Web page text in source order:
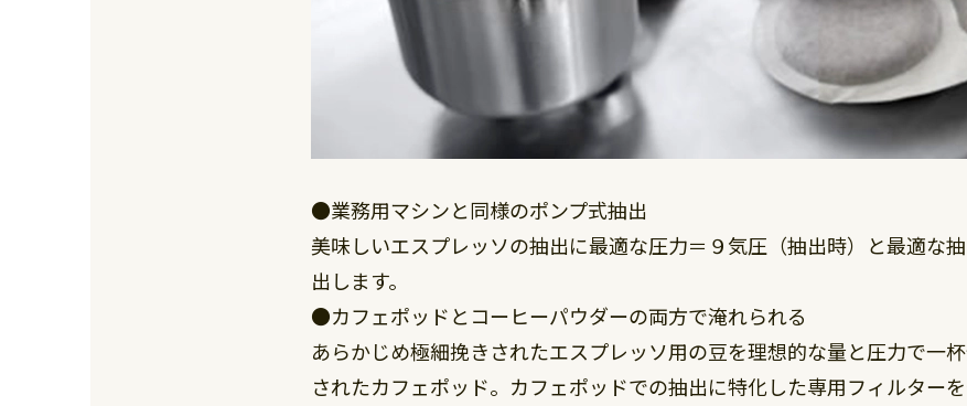
●業務用マシンと同様のポンプ式抽出
美味しいエスプレッソの抽出に最適な圧力＝９気圧（抽出時）と最適な
出します。
●カフェポッドとコーヒーパウダーの両方で淹れられる
あらかじめ極細挽きされたエスプレッソ用の豆を理想的な量と圧力で一
されたカフェポッド。カフェポッドでの抽出に特化した専用フィルター